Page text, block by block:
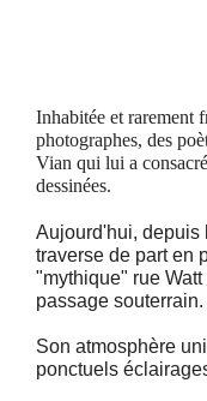
Inhabitée et rarement
photographes, des
Vian qui lui a
dessinées.
Aujourd'hui, depuis
traverse de part en
"mythique" rue Watt
passage souterrain.
Son atmosphère
ponctuels